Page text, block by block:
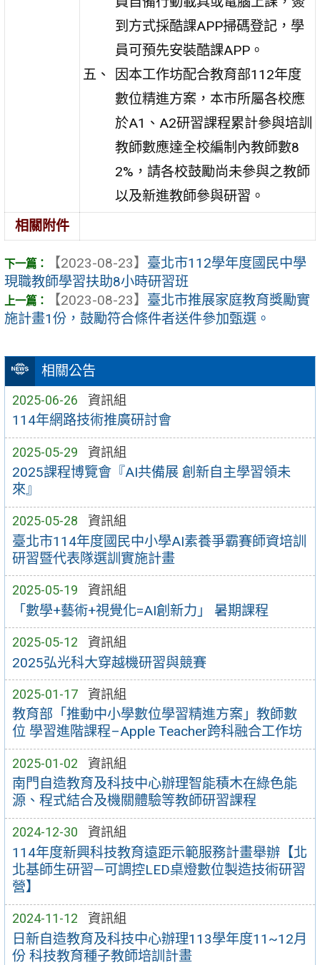
相關公告
2025-06-26 資訊組
114年網路技術推廣研討會
2025-05-29 資訊組
2025課程博覽會『AI共備展 創新自主學習領未
來』
2025-05-28 資訊組
臺北市114年度國民中小學AI素養爭霸賽師資培訓
研習暨代表隊選訓實施計畫
2025-05-19 資訊組
「數學+藝術+視覺化=AI創新力」 暑期課程
2025-05-12 資訊組
2025弘光科大穿越機研習與競賽
2025-01-17 資訊組
教育部「推動中小學數位學習精進方案」教師數
位 學習進階課程–Apple Teacher跨科融合工作坊
2025-01-02 資訊組
南門自造教育及科技中心辦理智能積木在綠色能
源、程式結合及機關體驗等教師研習課程
2024-12-30 資訊組
114年度新興科技教育遠距示範服務計畫舉辦【北
北基師生研習—可調控LED桌燈數位製造技術研習
營】
2024-11-12 資訊組
日新自造教育及科技中心辦理113學年度11~12月
份 科技教育種子教師培訓計畫
到方式採酷課APP掃碼登記，學
員可預先安裝酷課APP。
因本工作坊配合教育部112年度
數位精進方案，本市所屬各校應
於A1、A2研習課程累計參與培訓
教師數應達全校編制內教師數8
2%，請各校鼓勵尚未參與之教師
以及新進教師參與研習。
相關附件
【2023-08-23】 臺北市112學年度國民中學
現職教師學習扶助8小時研習班
【2023-08-23】 臺北市推展家庭教育獎勵實
施計畫1份，鼓勵符合條件者送件參加甄選。